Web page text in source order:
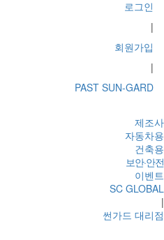
로그인
|
회원가입
|
PAST SUN-GARD
제조사
자동차용
건축용
보안·안전
이벤트
SC GLOBAL
|
썬가드 대리점